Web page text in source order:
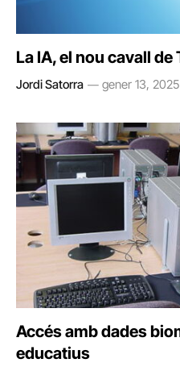
La IA, el nou cavall de
Jordi Satorra gener 13, 2025
Accés amb dades
educatius